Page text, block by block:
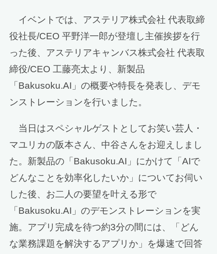
イベントでは、アステリア株式会社 代表取締
役社長/CEO 平野洋一郎が登壇し主催挨拶を行
った後、アステリアキャンバス株式会社 代表取
締役/CEO 工藤亮太より、新製品
「Bakusoku.AI」の概要や特長を発表し、デモ
ンストレーションを行いました。
当日はスペシャルゲストとしてお笑い芸人・
マユリカの阪本さん、中谷さんをお迎えしまし
た。新製品の「Bakusoku.AI」にかけて「AIで
どんなことを効率化したいか」についてお伺い
した後、お二人の要望を叶える形で
「Bakusoku.AI」のデモンストレーションを実
施。アプリ完成を待つ約3分の間には、「どん
な業務課題を解決するアプリか」を爆速で回答